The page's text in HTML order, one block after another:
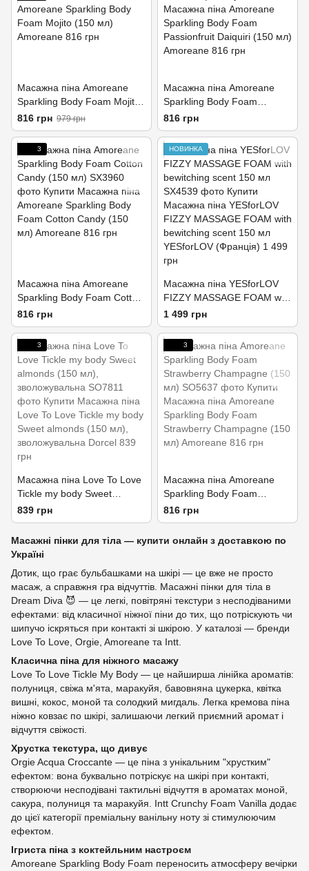
Масажна піна Amoreane
Sparkling Body Foam Mojito
(150 мл)
816 грн 979 грн
Масажна піна Amoreane
Sparkling Body Foam
Passionfruit Daiquiri (150 мл)
816 грн
3
Масажна піна Amoreane
Sparkling Body Foam Cotton
Candy (150 мл)
816 грн
НОВИНКА
Масажна піна YESforLOV
FIZZY MASSAGE FOAM with
bewitching scent 150 мл
1 499 грн
3
Масажна піна Love To Love
Tickle my body Sweet
almonds (150 мл),
зволожувальна
839 грн
3
Масажна піна Amoreane
Sparkling Body Foam
Strawberry Champagne (150
мл)
816 грн
Масажні пінки для тіла — купити онлайн з доставкою по
Україні
Дотик, що грає бульбашками на шкірі — це вже не просто
масаж, а справжня гра відчуттів. Масажні пінки для тіла в
Dream Diva 😈 — це легкі, повітряні текстури з несподіваними
ефектами: від класичної ніжної піни до тих, що потріскують чи
шипучо іскряться при контакті зі шкірою. У каталозі — бренди
Love To Love, Orgie, Amoreane та Intt.
Класична піна для ніжного масажу
Love To Love Tickle My Body — це найширша лінійка ароматів:
полуниця, свіжа м'ята, маракуйя, бавовняна цукерка, квітка
вишні, кокос, моной та солодкий мигдаль. Легка кремова піна
ніжно ковзає по шкірі, залишаючи легкий приємний аромат і
відчуття свіжості.
Хрустка текстура, що дивує
Orgie Acqua Croccante — це піна з унікальним "хрустким"
ефектом: вона буквально потріскує на шкірі при контакті,
створюючи несподівані тактильні відчуття в ароматах моной,
сакура, полуниця та маракуйя. Intt Crunchy Foam Vanilla додає
до цієї категорії преміальну ванільну ноту зі стимулюючим
ефектом.
Ігриста піна з коктейльним настроєм
Amoreane Sparkling Body Foam переносить атмосферу вечірки